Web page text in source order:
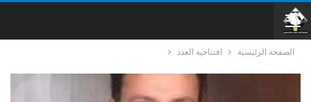
الصفحة الرئيسية افتتاحية العدد